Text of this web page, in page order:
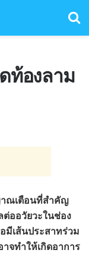
ท้องลาม
าณเตือนที่สำคัญ
ออวัยวะในช่อง
มีเส้นประสาทร่วม
จทำให้เกิดอาการ